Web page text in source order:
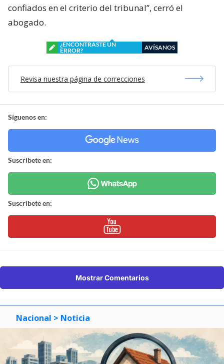
confiados en el criterio del tribunal”, cerró el
abogado.
¿ENCONTRASTE UN
ERROR?
AVÍSANOS
Revisa nuestra página de correcciones
Síguenos en:
Suscríbete en:
Suscríbete en:
Mostrar Comentarios
Nacional > Noticia